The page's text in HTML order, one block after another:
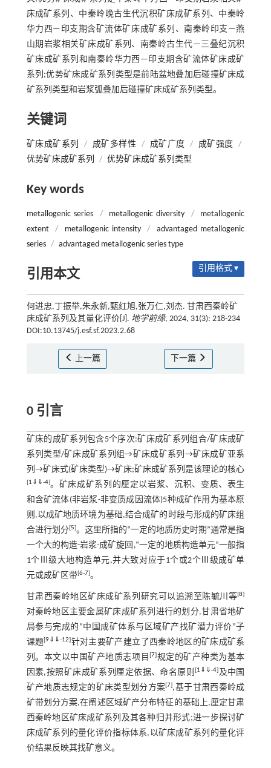
床成矿系列、中秦岭晚古生代沉积矿床成矿系列、中秦岭
华力西—印支期含矿流体矿床成矿系列、南秦岭印支—燕
山期岩浆相关矿床成矿系列、南秦岭古生代—三叠纪沉积
矿床成矿系列和南秦岭华力西—印支期含矿流体矿床成矿
系列;优势矿床成矿系列类型是前陆盆地叠加后碰撞矿床成
矿系列类型和岩浆弧叠加后碰撞矿床成矿系列类型。
关键词
矿床成矿系列 / 成矿多样性 / 成矿广度 / 成矿强度
/
优势矿床成矿系列
/ 优势矿床成矿系列类型
Key words
metallogenic series / metallogenic diversity /
metallogenic
extent
/ metallogenic intensity /
advantaged metallogenic
series / advantaged metallogenic series type
引用本文 引用格式 ▾
何进忠,丁振举,朱永新,甄红旭,张万仁,刘杰. 甘肃西秦岭矿
床成矿系列及其量化评价[J]. 地学前缘, 2024, 31(3): 218-234
DOI:10.13745/j.esf.sf.2023.2.68
上一篇 下一篇
0 引言
矿床的成矿系列包含5个序次:矿床成矿系列组合/矿床成矿
系列类型/矿床成矿系列组→矿床成矿系列→矿床成矿亚系
列→矿床式(矿床类型)→矿床;矿床成矿系列是该理论的核心
[1 ⇓ ⇓-4]。矿床成矿系列的厘定以岩浆、沉积、变质、表生
和含矿流体(非岩浆-非变质成因流体)5种成矿作用为基本原
则,以成矿地质环境为基础,结合成矿的时段与形成的矿床组
合进行划分[5]。这里所指的“一定的地质历史时期”通常是指
一个大的构造-岩浆-成矿旋回,“一定的地质构造单元”一般指
1个Ⅲ级大地构造单元,并大致对应于1个或2个Ⅲ级成矿单
元或成矿区带[6-7]。
甘肃西秦岭地区矿床成矿系列研究可以追溯至陈毓川等[8]
对秦岭地区主要金属矿床成矿系列进行的划分,甘肃省地矿
局参与完成的“中国成矿体系与区域矿产找矿潜力评价”子
课题[9⇓ ⇓-12]针对主要矿产建立了西秦岭地区的矿床成矿系
列。本文以中国矿产地质志项目[7]规定的矿产种类为基本
因素,按照矿床成矿系列厘定依据、命名原则[1 ⇓ ⇓-4]及中国
矿产地质志规定的矿床类型划分方案[7],基于甘肃西秦岭成
矿带划分方案,在阐述区域矿产分布特征的基础上,厘定甘肃
西秦岭地区矿床成矿系列及其各种归并形式;进一步探讨矿
床成矿系列的量化评价指标体系,以矿床成矿系列的量化评
价结果反映其找矿意义。